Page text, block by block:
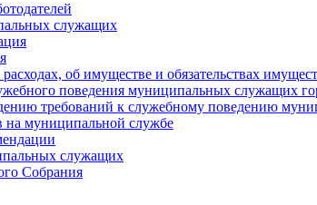
служащих
об имуществе и обязательствах
поведения муниципальных служащих
требований к служебному поведению
на муниципальной службе
служащих
Cобрания